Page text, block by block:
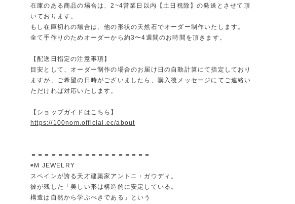
在庫のある商品の場合は、2~4営業日以内【土日祝除】の発送とさせて頂
いております。
もし在庫切れの場合は、他の形状の天然石でオーダー制作いたします。
全て手作りのためオーダーから約3〜4週間のお時間を頂きます。
【配送日指定の注意事項】
目安として、オーダー制作の場合のお届け日の自動計算にて指定しており
ますが、ご希望の日時がございましたら、購入後メッセージにてご連絡い
ただければ対応いたします。
【ショップガイドはこちら】
https://100nom.official.ec/about
＝＝＝＝＝＝＝＝＝＝＝＝＝＝＝＝＝＝
◉M JEWELRY
スペインが誇る天才建築家アントニ・ガウディ。
彼が残した「美しい形は構造的に安定している。
構造は自然から学ぶべきである」という